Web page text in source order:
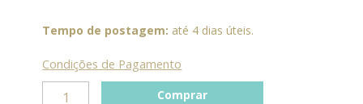
Tempo de postagem: até 4 dias úteis.
Condições de Pagamento
Quatro
Alças
G
Comprar